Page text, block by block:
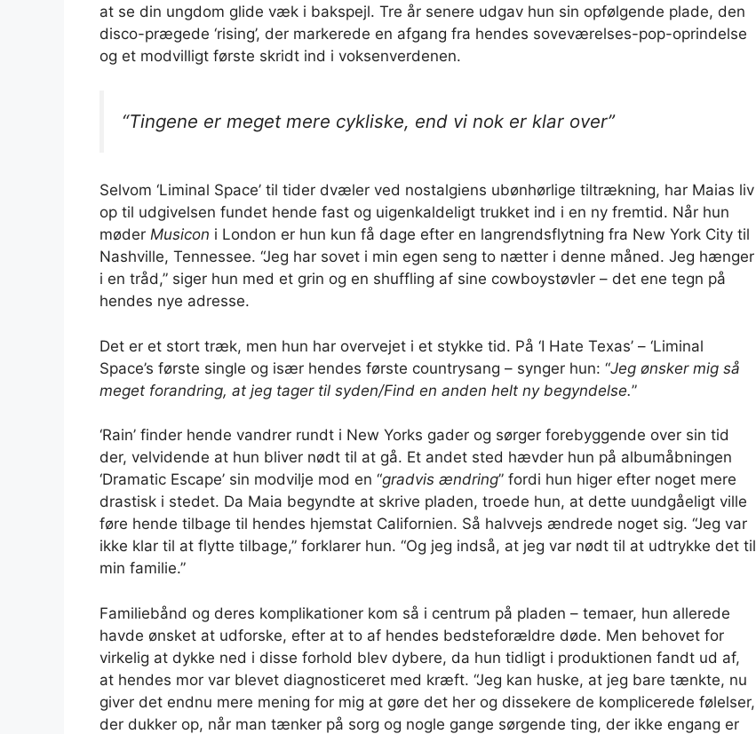
at se din ungdom glide væk i bakspejl. Tre år senere udgav hun sin opfølgende plade, den
disco-prægede ‘rising’, der markerede en afgang fra hendes soveværelses-pop-oprindelse
og et modvilligt første skridt ind i voksenverdenen.
“Tingene er meget mere cykliske, end vi nok er klar over”
Selvom ‘Liminal Space’ til tider dvæler ved nostalgiens ubønhørlige tiltrækning, har Maias liv
op til udgivelsen fundet hende fast og uigenkaldeligt trukket ind i en ny fremtid. Når hun
møder Musicon i London er hun kun få dage efter en langrendsflytning fra New York City til
Nashville, Tennessee. “Jeg har sovet i min egen seng to nætter i denne måned. Jeg hænger
i en tråd,” siger hun med et grin og en shuffling af sine cowboystøvler – det ene tegn på
hendes nye adresse.
Det er et stort træk, men hun har overvejet i et stykke tid. På ‘I Hate Texas’ – ‘Liminal
Space’s første single og især hendes første countrysang – synger hun: “Jeg ønsker mig så
meget forandring, at jeg tager til syden/Find en anden helt ny begyndelse.”
‘Rain’ finder hende vandrer rundt i New Yorks gader og sørger forebyggende over sin tid
der, velvidende at hun bliver nødt til at gå. Et andet sted hævder hun på albumåbningen
‘Dramatic Escape’ sin modvilje mod en “gradvis ændring” fordi hun higer efter noget mere
drastisk i stedet. Da Maia begyndte at skrive pladen, troede hun, at dette uundgåeligt ville
føre hende tilbage til hendes hjemstat Californien. Så halvvejs ændrede noget sig. “Jeg var
ikke klar til at flytte tilbage,” forklarer hun. “Og jeg indså, at jeg var nødt til at udtrykke det til
min familie.”
Familiebånd og deres komplikationer kom så i centrum på pladen – temaer, hun allerede
havde ønsket at udforske, efter at to af hendes bedsteforældre døde. Men behovet for
virkelig at dykke ned i disse forhold blev dybere, da hun tidligt i produktionen fandt ud af,
at hendes mor var blevet diagnosticeret med kræft. “Jeg kan huske, at jeg bare tænkte, nu
giver det endnu mere mening for mig at gøre det her og dissekere de komplicerede følelser,
der dukker op, når man tænker på sorg og nogle gange sørgende ting, der ikke engang er